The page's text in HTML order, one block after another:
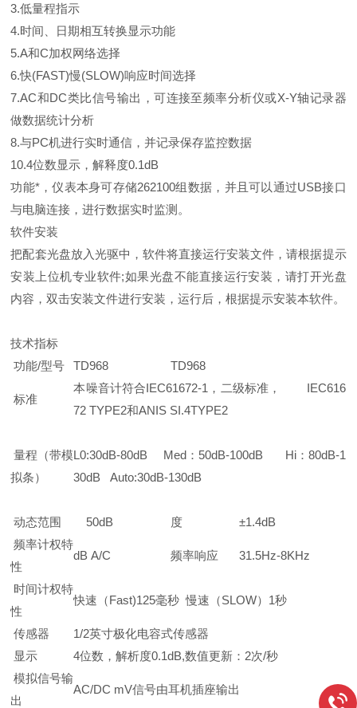
3.低量程指示
4.时间、日期相互转换显示功能
5.A和C加权网络选择
6.快(FAST)慢(SLOW)响应时间选择
7.AC和DC类比信号输出，可连接至频率分析仪或X-Y轴记录器
做数据统计分析
8.与PC机进行实时通信，并记录保存监控数据
10.4位数显示，解释度0.1dB
功能*，仪表本身可存储262100组数据，并且可以通过USB接口
与电脑连接，进行数据实时监测。
软件安装
把配套光盘放入光驱中，软件将直接运行安装文件，请根据提示
安装上位机专业软件;如果光盘不能直接运行安装，请打开光盘
内容，双击安装文件进行安装，运行后，根据提示安装本软件。
技术指标
功能/型号
TD968 TD968
标准
本噪音计符合IEC61672-1，二级标准， IEC616
72 TYPE2和ANIS SI.4TYPE2
量程（带模
拟条）
L0:30dB-80dB Med：50dB-100dB Hi：80dB-1
30dB Auto:30dB-130dB
动态范围 50dB 度
±1.4dB
频率计权特
性
dB A/C 频率响应 31.5Hz-8KHz
时间计权特
性
快速（Fast)125毫秒 慢速（SLOW）1秒
传感器
1/2英寸极化电容式传感器
显示
4位数，解析度0.1dB,数值更新：2次/秒
模拟信号输
出
AC/DC mV信号由耳机插座输出